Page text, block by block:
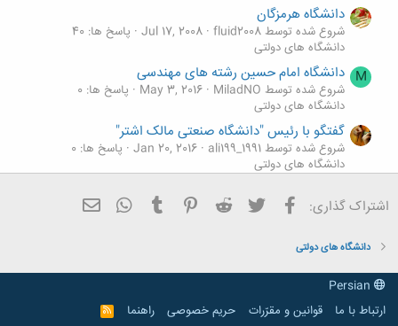
دانشگاه هرمزگان
شروع شده توسط fluid2008 Jul 17, 2008 پاسخ ها: 40
دانشگاه های دولتی
M دانشگاه امام حسین رشته های مهندسی
شروع شده توسط MiladNO May 3, 2016
پاسخ ها: 0
دانشگاه های دولتی
گفتگو با رئیس "دانشگاه صنعتی مالک اشتر"
شروع شده توسط ali199_1991 Jan 20, 2016 پاسخ ها: 0
دانشگاه های دولتی
دانشگاه تهران واحد پردیس بین الملل کیش
شروع شده توسط saide musavi Sep 18, 2015
پاسخ ها: 1
اشتراک گذاری: فیسبوک تویتر Reddit
Pinterest
Tumblr
WhatsApp
دانشگاه های دولتی
ارتباط با ما
قوانین و مقرّرات حریم خصوصی راهنما
R
S